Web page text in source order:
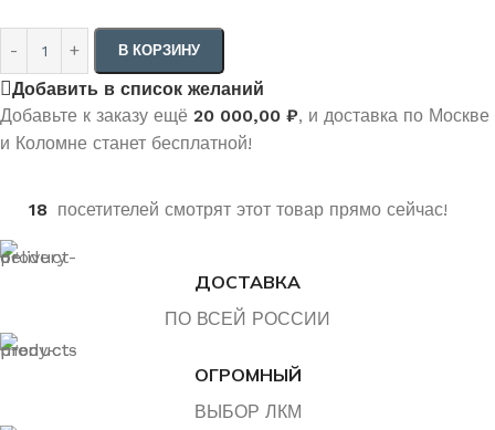
В КОРЗИНУ
Добавить в список желаний
Добавьте к заказу ещё 20 000,00 ₽, и доставка по Москве
и Коломне станет бесплатной!
18 посетителей смотрят этот товар прямо сейчас!
ДОСТАВКА
ПО ВСЕЙ РОССИИ
ОГРОМНЫЙ
ВЫБОР ЛКМ